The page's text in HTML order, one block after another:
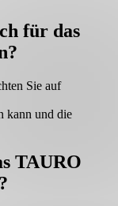
für das
Sie auf
kann und die
TAURO